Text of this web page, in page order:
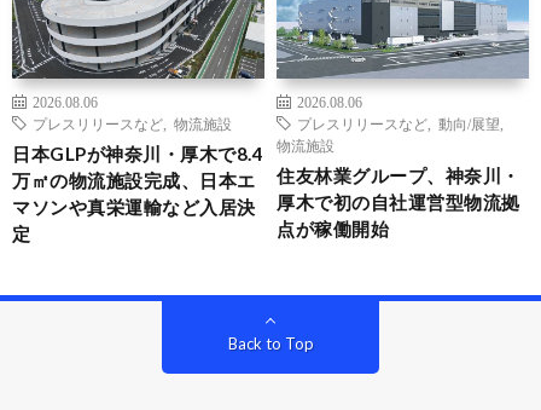
2026.08.06
プレスリリースなど
物流施設
日本GLPが神奈川・厚木で8.4
万㎡の物流施設完成、日本エ
マソンや真栄運輸など入居決
定
2026.08.06
プレスリリースなど
動向/展望
物流施設
住友林業グループ、神奈川・
厚木で初の自社運営型物流拠
点が稼働開始
Back to Top